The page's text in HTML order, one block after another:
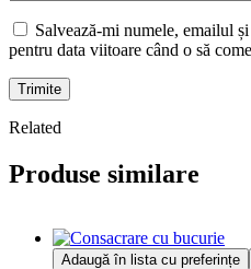
Salvează-mi numele, emailul
pentru data viitoare când o să
Trimite
Related
Produse similare
Adaugă în lista cu preferințe